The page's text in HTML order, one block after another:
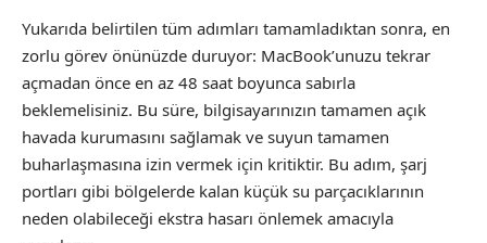
Yukarıda belirtilen tüm adımları tamamladıktan sonra, en
zorlu görev önünüzde duruyor: MacBook’unuzu tekrar
açmadan önce en az 48 saat boyunca sabırla
beklemelisiniz. Bu süre, bilgisayarınızın tamamen açık
havada kurumasını sağlamak ve suyun tamamen
buharlaşmasına izin vermek için kritiktir. Bu adım, şarj
portları gibi bölgelerde kalan küçük su parçacıklarının
neden olabileceği ekstra hasarı önlemek amacıyla